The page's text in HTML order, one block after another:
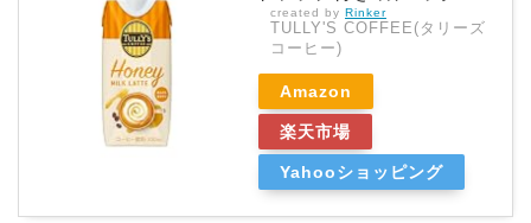
created by Rinker
TULLY'S COFFEE(タリーズ
コーヒー)
Amazon
楽天市場
Yahooショッピング